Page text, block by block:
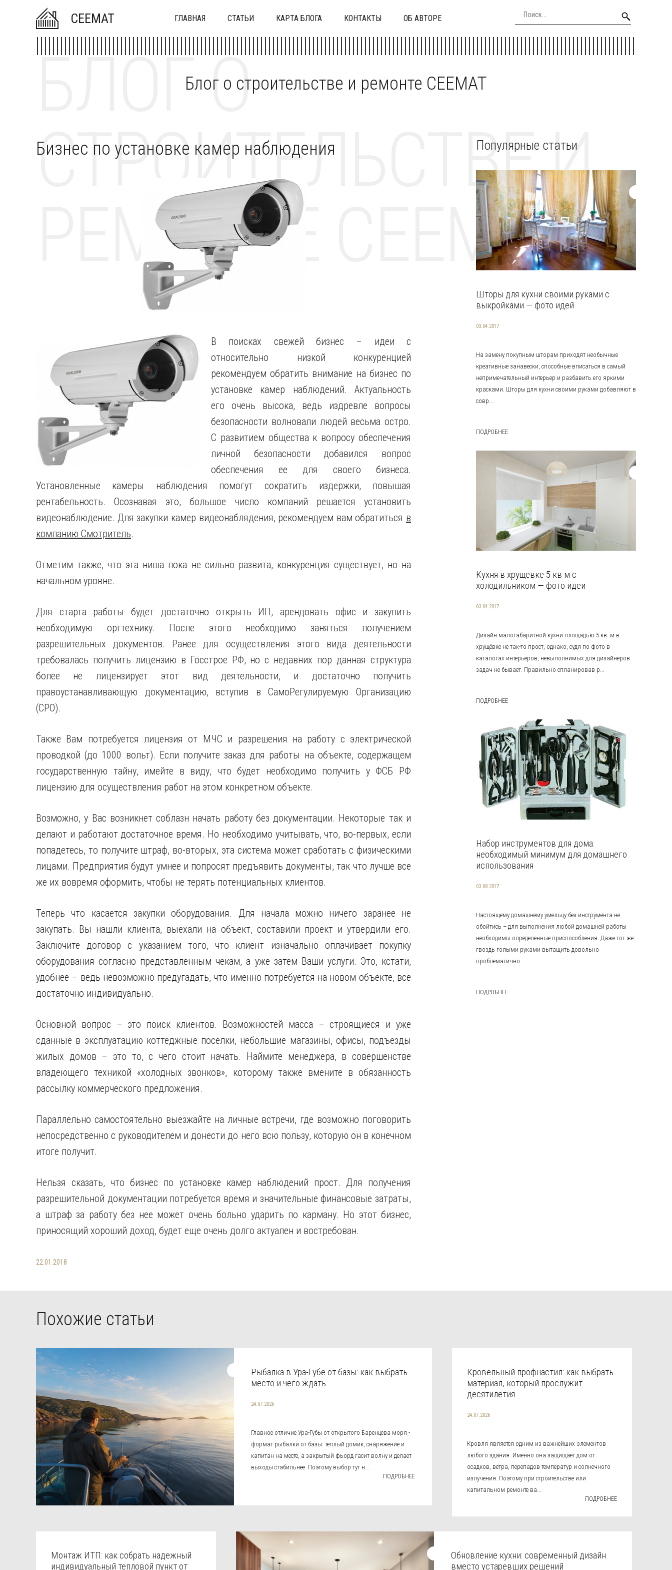
CEEMAT ГЛАВНАЯ СТАТЬИ КАРТА БЛОГА КОНТАКТЫ ОБ АВТОРЕ
Блог о строительстве и ремонте CEEMAT
БЛОГ О
СТРОИТЕЛЬСТВЕ И
РЕМОНТЕ CEEMAT
Бизнес по установке камер наблюдения
В поисках свежей бизнес – идеи с
относительно низкой конкуренцией
рекомендуем обратить внимание на бизнес по
установке камер наблюдений. Актуальность
его очень высока, ведь издревле вопросы
безопасности волновали людей весьма остро.
С развитием общества к вопросу обеспечения
личной безопасности добавился вопрос
обеспечения ее для своего бизнеса.
Установленные камеры наблюдения помогут сократить издержки, повышая
рентабельность. Осознавая это, большое число компаний решается установить
видеонаблюдение. Для закупки камер видеонаблядения, рекомендуем вам обратиться в
компанию Смотритель.
Отметим также, что эта ниша пока не сильно развита, конкуренция существует, но на
начальном уровне.
Для старта работы будет достаточно открыть ИП, арендовать офис и закупить
необходимую оргтехнику. После этого необходимо заняться получением
разрешительных документов. Ранее для осуществления этого вида деятельности
требовалась получить лицензию в Госстрое РФ, но с недавних пор данная структура
более не лицензирует этот вид деятельности, и достаточно получить
правоустанавливающую документацию, вступив в СамоРегулируемую Организацию
(СРО).
Также Вам потребуется лицензия от МЧС и разрешения на работу с электрической
проводкой (до 1000 вольт). Если получите заказ для работы на объекте, содержащем
государственную тайну, имейте в виду, что будет необходимо получить у ФСБ РФ
лицензию для осуществления работ на этом конкретном объекте.
Возможно, у Вас возникнет соблазн начать работу без документации. Некоторые так и
делают и работают достаточное время. Но необходимо учитывать, что, во-первых, если
попадетесь, то получите штраф, во-вторых, эта система может сработать с физическими
лицами. Предприятия будут умнее и попросят предъявить документы, так что лучше все
же их вовремя оформить, чтобы не терять потенциальных клиентов.
Теперь что касается закупки оборудования. Для начала можно ничего заранее не
закупать. Вы нашли клиента, выехали на объект, составили проект и утвердили его.
Заключите договор с указанием того, что клиент изначально оплачивает покупку
оборудования согласно представленным чекам, а уже затем Ваши услуги. Это, кстати,
удобнее – ведь невозможно предугадать, что именно потребуется на новом объекте, все
достаточно индивидуально.
Основной вопрос – это поиск клиентов. Возможностей масса – строящиеся и уже
сданные в эксплуатацию коттеджные поселки, небольшие магазины, офисы, подъезды
жилых домов – это то, с чего стоит начать. Наймите менеджера, в совершенстве
владеющего техникой «холодных звонков», которому также вмените в обязанность
рассылку коммерческого предложения.
Параллельно самостоятельно выезжайте на личные встречи, где возможно поговорить
непосредственно с руководителем и донести до него всю пользу, которую он в конечном
итоге получит.
Нельзя сказать, что бизнес по установке камер наблюдений прост. Для получения
разрешительной документации потребуется время и значительные финансовые затраты,
а штраф за работу без нее может очень больно ударить по карману. Но этот бизнес,
приносящий хороший доход, будет еще очень долго актуален и востребован.
22.01.2018
Популярные статьи
Шторы для кухни своими руками с
выкройками — фото идей
03.04.2017
На замену покупным шторам приходят необычные
креативные занавески, способные вписаться в самый
непримечательный интерьер и разбавить его яркими
красками. Шторы для кухни своими руками добавляют в
совр...
ПОДРОБНЕЕ
Кухня в хрущевке 5 кв м с
холодильником — фото идеи
03.04.2017
Дизайн малогабаритной кухни площадью 5 кв. м в
хрущёвке не так-то прост, однако, судя по фото в
каталогах интерьеров, невыполнимых для дизайнеров
задач не бывает. Правильно спланировав р...
ПОДРОБНЕЕ
Набор инструментов для дома:
необходимый минимум для домашнего
использования
03.08.2017
Настоящему домашнему умельцу без инструмента не
обойтись – для выполнения любой домашней работы
необходимы определенные приспособления. Даже тот же
гвоздь голыми руками вытащить довольно
проблематично...
ПОДРОБНЕЕ
Похожие статьи
Рыбалка в Ура-Губе от базы: как выбрать
место и чего ждать
24.07.2026
Главное отличие Ура-Губы от открытого Баренцева моря -
формат рыбалки от базы: тёплый домик, снаряжение и
капитан на месте, а закрытый фьорд гасит волну и делает
выходы стабильнее. Поэтому выбор тут н...
ПОДРОБНЕЕ
Кровельный профнастил: как выбрать
материал, который прослужит
десятилетия
24.07.2026
Кровля является одним из важнейших элементов
любого здания. Именно она защищает дом от
осадков, ветра, перепадов температур и солнечного
излучения. Поэтому при строительстве или
капитальном ремонте ва...
ПОДРОБНЕЕ
Монтаж ИТП: как собрать надежный
индивидуальный тепловой пункт от
Обновление кухни: современный дизайн
вместо устаревших решений